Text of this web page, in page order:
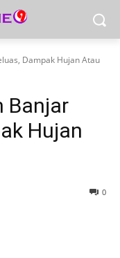
Dampak Hujan Atau
Banjar
Hujan
0